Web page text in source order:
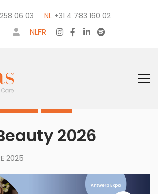
06 03 NL +31 4 783 160 02
NLFR
2026
2025